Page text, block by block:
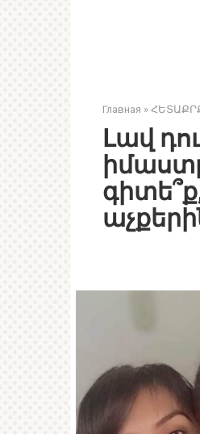
Главная »
Լավ